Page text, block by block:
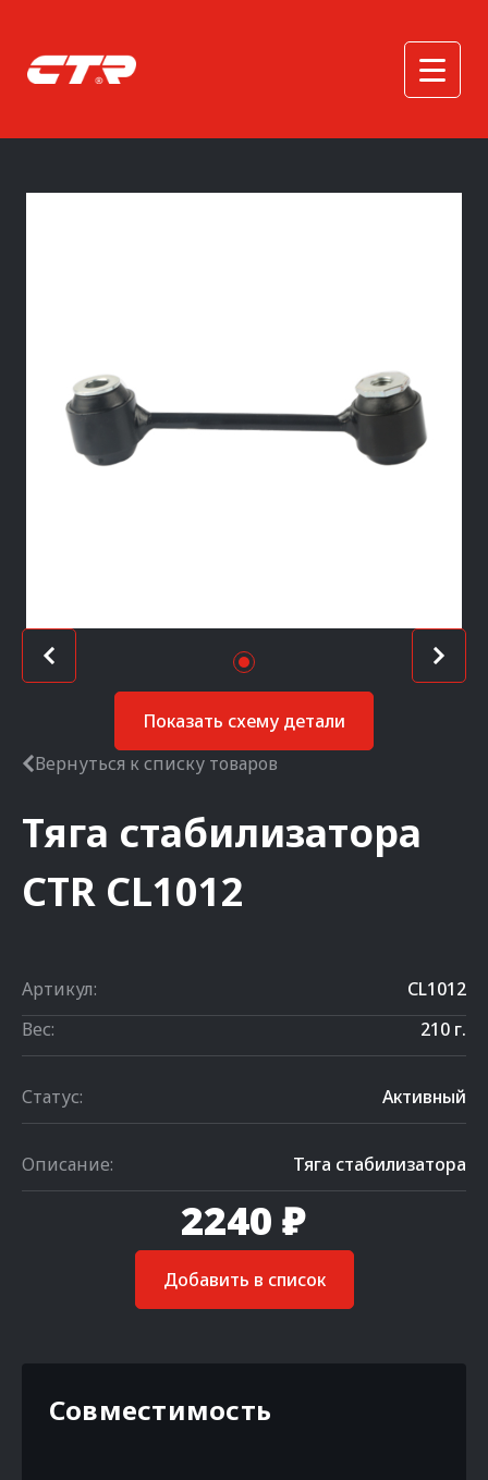
Показать схему детали
Вернуться к списку товаров
Тяга стабилизатора
CTR CL1012
Артикул:
CL1012
Вес:
210 г.
Статус: Активный
Описание: Тяга стабилизатора
2240 ₽
Добавить в список
Совместимость